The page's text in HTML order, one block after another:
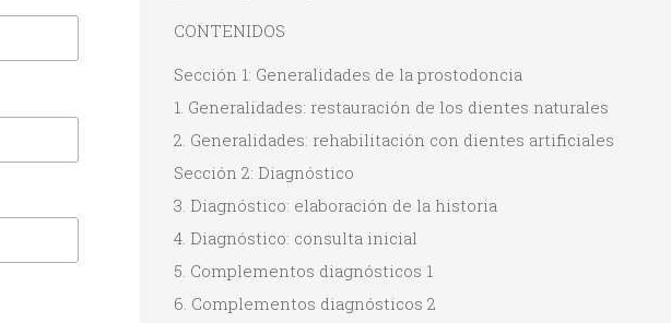
CONTENIDOS
Sección 1: Generalidades de la prostodoncia
1. Generalidades: restauración de los dientes naturales
2. Generalidades: rehabilitación con dientes artificiales
Sección 2: Diagnóstico
3. Diagnóstico: elaboración de la historia
4. Diagnóstico: consulta inicial
5. Complementos diagnósticos 1
6. Complementos diagnósticos 2